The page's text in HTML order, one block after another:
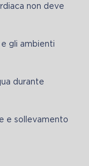
non deve
gli ambienti
durante
e sollevamento